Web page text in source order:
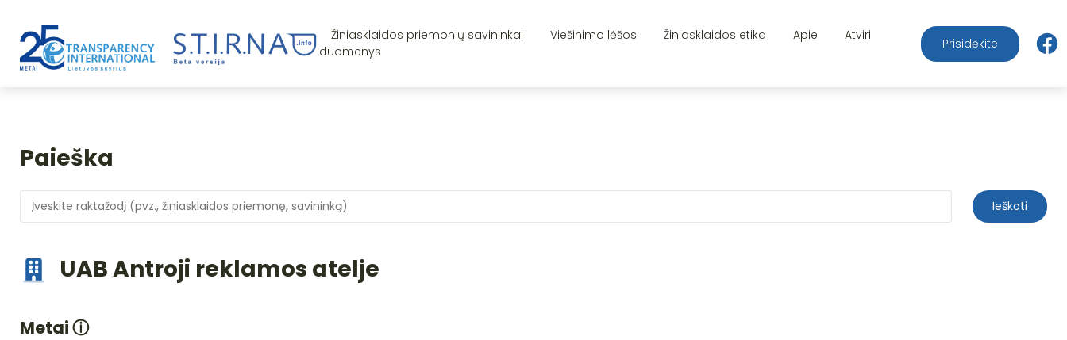
Žiniasklaidos priemonių savininkai Viešinimo lėšos Žiniasklaidos etika Apie
Atviri
duomenys
Prisidėkite
Paieška
Ieškoti
UAB Antroji reklamos atelje
Metaiⓘ